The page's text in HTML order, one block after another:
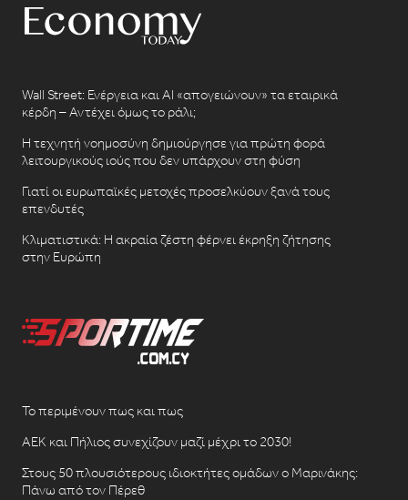
Wall Street: Ενέργεια και AI «απογειώνουν» τα εταιρικά
κέρδη – Αντέχει όμως το ράλι;
Η τεχνητή νοημοσύνη δημιούργησε για πρώτη φορά
λειτουργικούς ιούς που δεν υπάρχουν στη φύση
Γιατί οι ευρωπαϊκές μετοχές προσελκύουν ξανά τους
επενδυτές
Κλιματιστικά: Η ακραία ζέστη φέρνει έκρηξη ζήτησης
στην Ευρώπη
Το περιμένουν πως και πως
ΑΕΚ και Πήλιος συνεχίζουν μαζί μέχρι το 2030!
Στους 50 πλουσιότερους ιδιοκτήτες ομάδων ο Μαρινάκης:
Πάνω από τον Πέρεθ